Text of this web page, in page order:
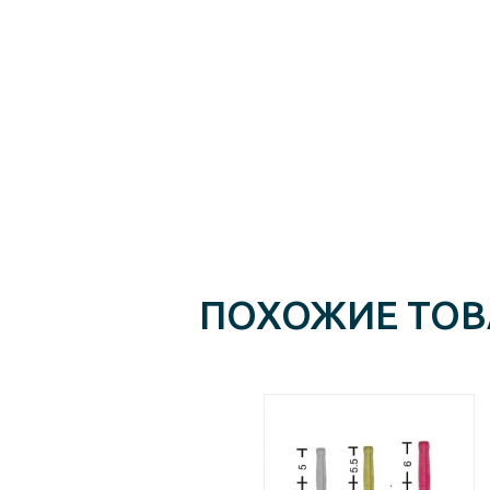
ПОХОЖИЕ